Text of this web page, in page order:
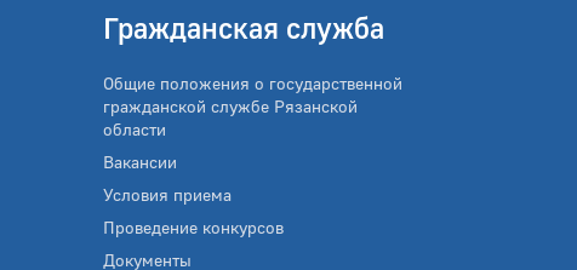
Гражданская служба
Общие положения о государственной
гражданской службе Рязанской
области
Вакансии
Условия приема
Проведение конкурсов
Документы